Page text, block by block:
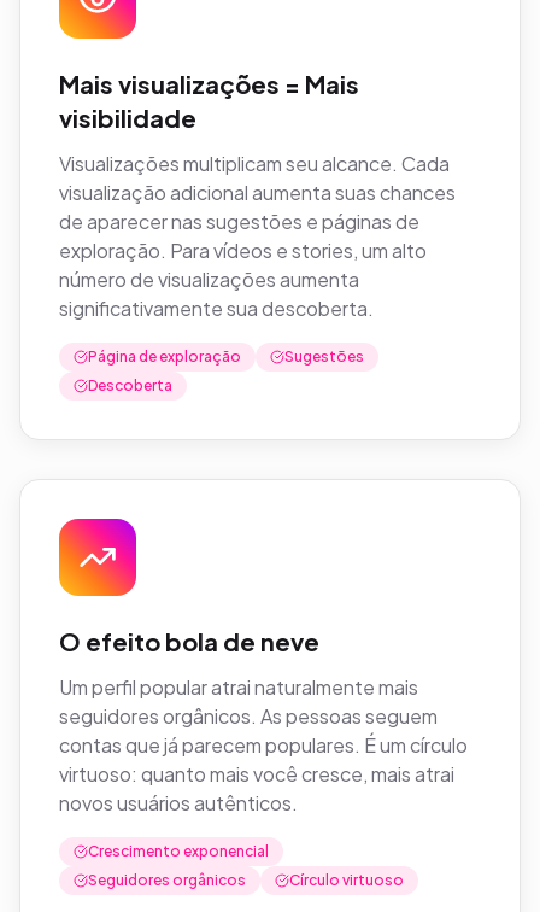
Mais visualizações = Mais
visibilidade
Visualizações multiplicam seu alcance. Cada
visualização adicional aumenta suas chances
de aparecer nas sugestões e páginas de
exploração. Para vídeos e stories, um alto
número de visualizações aumenta
significativamente sua descoberta.
Página de exploração
Sugestões
Descoberta
O efeito bola de neve
Um perfil popular atrai naturalmente mais
seguidores orgânicos. As pessoas seguem
contas que já parecem populares. É um círculo
virtuoso: quanto mais você cresce, mais atrai
novos usuários autênticos.
Crescimento exponencial
Seguidores orgânicos
Círculo virtuoso